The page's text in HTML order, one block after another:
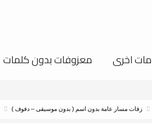
اخرى معزوفات بدون كلمات
زفات مسار عامة بدون اسم ( بدون موسيقى – دفوف )